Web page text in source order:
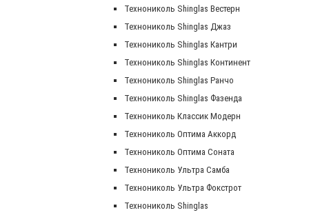
Технониколь Shinglas Вестерн
Технониколь Shinglas Джаз
Технониколь Shinglas Кантри
Технониколь Shinglas Континент
Технониколь Shinglas Ранчо
Технониколь Shinglas Фазенда
Технониколь Классик Модерн
Технониколь Оптима Аккорд
Технониколь Оптима Соната
Технониколь Ультра Самба
Технониколь Ультра Фокстрот
Технониколь Shinglas